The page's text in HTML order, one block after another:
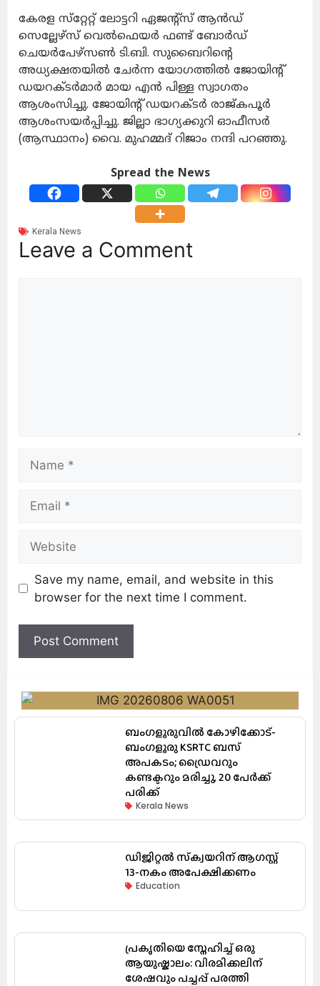
കേരള സ്‌റ്റേറ്റ്‌ ലോട്ടറി ഏജന്റ്‌സ്‌ ആന്‍ഡ്‌
സെല്ലേഴ്‌സ്‌ വെല്‍ഫെയര്‍ ഫണ്ട്‌ ബോര്‍ഡ്‌
ചെയര്‍പേഴ്‌സണ്‍ ടി.ബി. സുബൈറിന്റെ
അധ്യക്ഷതയില്‍ ചേര്‍ന്ന യോഗത്തില്‍ ജോയിന്റ്‌
ഡയറക്ടര്‍മാര്‍ മായ എന്‍ പിള്ള സ്വാഗതം
ആശംസിച്ചു. ജോയിന്റ്‌ ഡയറക്ടര്‍ രാജ്‌കപൂര്‍
ആശംസയര്‍പ്പിച്ചു. ജില്ലാ ഭാഗ്യക്കുറി ഓഫീസർ
(ആസ്ഥാനം) വൈ. മുഹമ്മദ്‌ റിജാം നന്ദി പറഞ്ഞു.
Spread the News
Kerala News
Leave a Comment
Save my name, email, and website in this
browser for the next time I comment.
ബംഗളൂരുവിൽ കോഴിക്കോട്-
ബംഗളൂരു KSRTC ബസ്
അപകടം; ഡ്രൈവറും
കണ്ടക്ടറും മരിച്ചു, 20 പേർക്ക്
പരിക്ക്
Kerala News
ഡിജിറ്റൽ സ്‌ക്വയറിന് ആഗസ്റ്റ്
13-നകം അപേക്ഷിക്കണം
Education
പ്രകൃതിയെ സ്നേഹിച്ച് ഒരു
ആയുഷ്കാലം: വിരമിക്കലിന്
ശേഷവും പച്ചപ്പ് പരത്തി